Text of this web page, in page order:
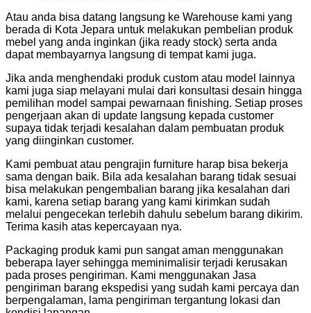
Atau anda bisa datang langsung ke Warehouse kami yang
berada di Kota Jepara untuk melakukan pembelian produk
mebel yang anda inginkan (jika ready stock) serta anda
dapat membayarnya langsung di tempat kami juga.
Jika anda menghendaki produk custom atau model lainnya
kami juga siap melayani mulai dari konsultasi desain hingga
pemilihan model sampai pewarnaan finishing. Setiap proses
pengerjaan akan di update langsung kepada customer
supaya tidak terjadi kesalahan dalam pembuatan produk
yang diinginkan customer.
Kami pembuat atau pengrajin furniture harap bisa bekerja
sama dengan baik. Bila ada kesalahan barang tidak sesuai
bisa melakukan pengembalian barang jika kesalahan dari
kami, karena setiap barang yang kami kirimkan sudah
melalui pengecekan terlebih dahulu sebelum barang dikirim.
Terima kasih atas kepercayaan nya.
Packaging produk kami pun sangat aman menggunakan
beberapa layer sehingga meminimalisir terjadi kerusakan
pada proses pengiriman. Kami menggunakan Jasa
pengiriman barang ekspedisi yang sudah kami percaya dan
berpengalaman, lama pengiriman tergantung lokasi dan